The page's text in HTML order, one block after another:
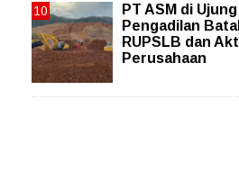
PT ASM di
Pengadilan
RUPSLB dan
Perusahaan